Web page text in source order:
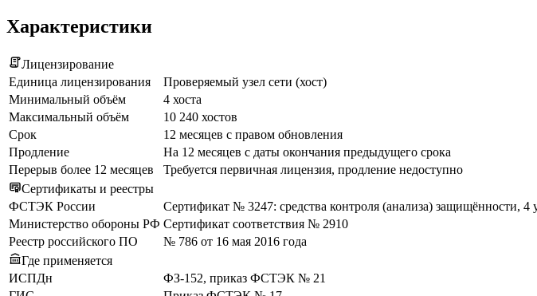
Характеристики
Лицензирование
Единица лицензирования
Проверяемый узел сети (хост)
Минимальный объём
4 хоста
Максимальный объём
10 240 хостов
Срок
12 месяцев с правом обновления
Продление
На 12 месяцев с даты окончания предыдущего срока
Перерыв более 12 месяцев
Требуется первичная лицензия, продление недоступно
Сертификаты и реестры
ФСТЭК России
Сертификат № 3247: средства контроля (анализа) защищённости, 4
Министерство обороны РФ Сертификат соответствия № 2910
Реестр российского ПО
№ 786 от 16 мая 2016 года
Где применяется
ИСПДн
ФЗ-152, приказ ФСТЭК № 21